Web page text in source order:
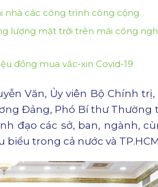
nhà các công trình công cộng
lượng mặt trời trên mái công
đồng mua vắc-xin Covid-19
Văn, Ủy viên Bộ Chính
Đảng, Phó Bí thư Thường
đạo các sở, ban, ngành,
trong cả nước và